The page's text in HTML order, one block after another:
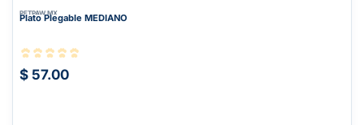
PETPAW.MX
Plato Plegable MEDIANO
$ 57.00